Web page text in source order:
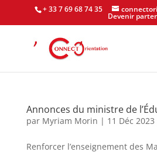
+ 33 7 69 68 74 35
Devenir
Annonces du ministre de
par Myriam Morin | 11 Déc 2023
Renforcer l’enseignement des